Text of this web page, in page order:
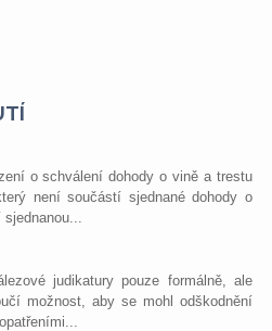
o schválení dohody o vině a trestu
není součástí sjednané dohody o
judikatury pouze formálně, ale
možnost, aby se mohl odškodnění